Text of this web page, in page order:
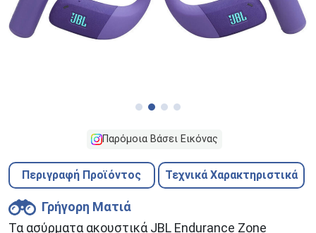
Παρόμοια Βάσει Εικόνας
Περιγραφή Προϊόντος Τεχνικά Χαρακτηριστικά
Γρήγορη Ματιά
Τα ασύρματα ακουστικά JBL Endurance Zone